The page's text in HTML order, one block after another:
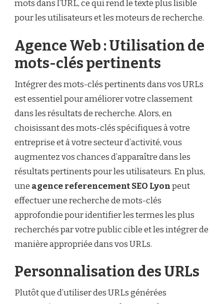
mots dans l’URL, ce qui rend le texte plus lisible
pour les utilisateurs et les moteurs de recherche.
Agence Web : Utilisation de
mots-clés pertinents
Intégrer des mots-clés pertinents dans vos URLs
est essentiel pour améliorer votre classement
dans les résultats de recherche. Alors, en
choisissant des mots-clés spécifiques à votre
entreprise et à votre secteur d’activité, vous
augmentez vos chances d’apparaître dans les
résultats pertinents pour les utilisateurs. En plus,
une agence referencement SEO Lyonpeut
effectuer une recherche de mots-clés
approfondie pour identifier les termes les plus
recherchés par votre public cible et les intégrer de
manière appropriée dans vos URLs.
Personnalisation des URLs
Plutôt que d’utiliser des URLs générées